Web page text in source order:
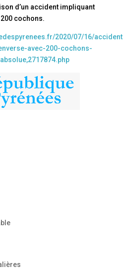
d’un accident impliquant
cochons.
2020/07/16/
avec-200-cochons-